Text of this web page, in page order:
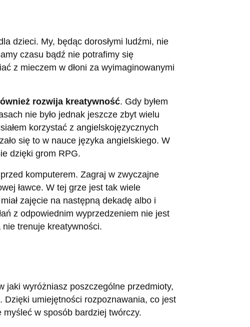
dzieci. My, będąc dorosłymi ludźmi, nie
czasu bądź nie potrafimy się
z mieczem w dłoni za wyimaginowanymi
rozwija kreatywność. Gdy byłem
nie było jednak jeszcze zbyt wielu
korzystać z angielskojęzycznych
się to w nauce języka angielskiego. W
dzięki grom RPG.
komputerem. Zagraj w zwyczajne
ławce. W tej grze jest tak wiele
zajęcie na następną dekadę albo i
z odpowiednim wyprzedzeniem nie jest
trenuje kreatywności.
jaki wyróżniasz poszczególne przedmioty,
Dzięki umiejętności rozpoznawania, co jest
w sposób bardziej twórczy.